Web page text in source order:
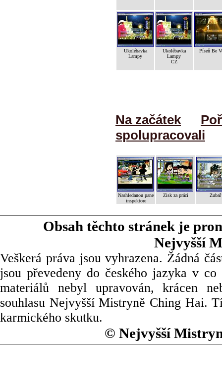
Ukolébavka
Lampy
Ukolébavka
Lampy
CZ
Píseň Be
Na začátek
spolupracovali
Nashledanou pane
inspektore
Zisk za práci Zubař
Obsah těchto stránek je
Nejvyšší
Veškerá práva jsou vyhrazena. Žádná
jsou převedeny do českého jazyka v
materiálů nebyl upravován, krácen
souhlasu Nejvyšší Mistryně Ching Hai.
karmického skutku.
© Nejvyšší